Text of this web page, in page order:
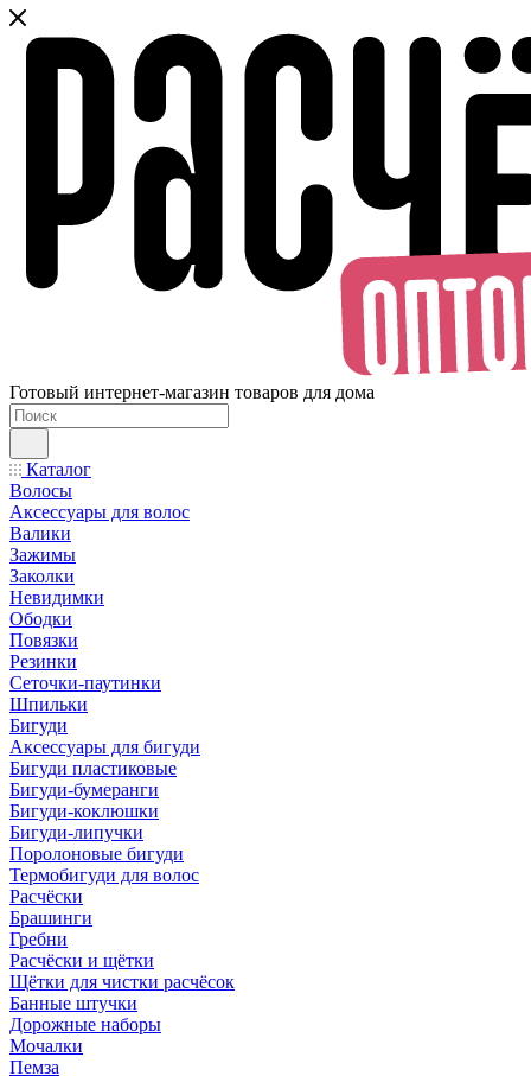
Готовый интернет-магазин товаров для дома
Каталог
Волосы
Аксессуары для волос
Валики
Зажимы
Заколки
Невидимки
Ободки
Повязки
Резинки
Сеточки-паутинки
Шпильки
Бигуди
Аксессуары для бигуди
Бигуди пластиковые
Бигуди-бумеранги
Бигуди-коклюшки
Бигуди-липучки
Поролоновые бигуди
Термобигуди для волос
Расчёски
Брашинги
Гребни
Расчёски и щётки
Щётки для чистки расчёсок
Банные штучки
Дорожные наборы
Мочалки
Пемза